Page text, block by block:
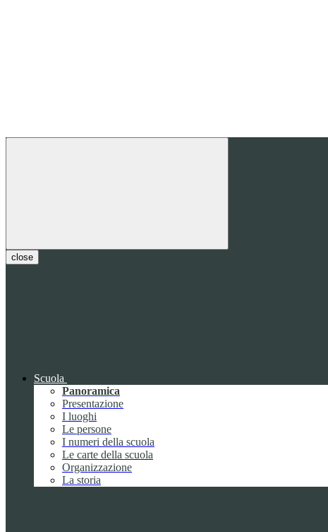
close
Scuola
Panoramica
Presentazione
I luoghi
Le persone
I numeri della scuola
Le carte della scuola
Organizzazione
La storia